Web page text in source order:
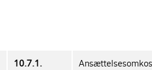
10.7.1.